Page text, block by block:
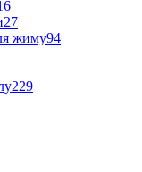
27
жиму94
229